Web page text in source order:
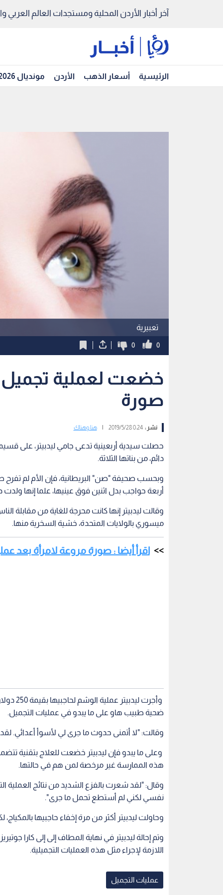
آخر أخبار الأردن المحلية ومستجدات العالم العربي
الرئيسية أسعار الذهب الأردن مونديال 2026
تعبيرية
0
0
خضعت لعملية تجميل
صورة
نشر :0:24 2019/5/28 هنا وهناك
حصلت سيدية أربعينية تدعى جامي ليدبيتر، على
دائم، من بناتها الثلاثة.
وبحسب صحيفة "صن" البريطانية، فإن الأم لم
أربعة حواجب بدل اثنين فوق عينيها، علما إنها
وقالت ليدبيتر إنها كانت محرجة للغاية من مقابلة
ميسوري بالولايات المتحدة، خشية السخرية منها.
اقرأ أيضا : صورة مروعة لامرأة بعد
وأجرت
ضحية طبيب هاو على ما يبدو في عمليات التجميل.
وقالت: "لا أتمنى حدوث ما جرى لي لأسوأ أعدائي.
وعلى ما يبدو فإن ليدبيتر خضعت للعلاج بتقنية
هذه الممارسة غير مرخصة لمن هم في حالتها.
وقال: "لقد شعرت بالفزع الشديد من نتائج العملية
نفسي لكني لم أستطع تحمل ما جرى".
وحاولت ليدبيتر أكثر من مرة إخفاء حاجبيها بالمكياج،
وتم إحالة ليدبيتر في نهاية المطاف إلى إلى كارا
اللازمة لإجراء مثل هذه العمليات التجميلية.
عمليات التجميل